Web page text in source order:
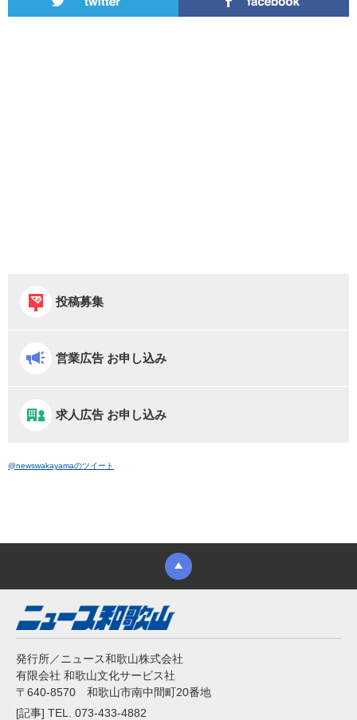
投稿募集
営業広告 お申し込み
求人広告 お申し込み
@newswakayamaのツイート
発行所／ニュース和歌山株式会社
有限会社 和歌山文化サービス社
〒640-8570 和歌山市南中間町20番地
[記事] TEL. 073-433-4882